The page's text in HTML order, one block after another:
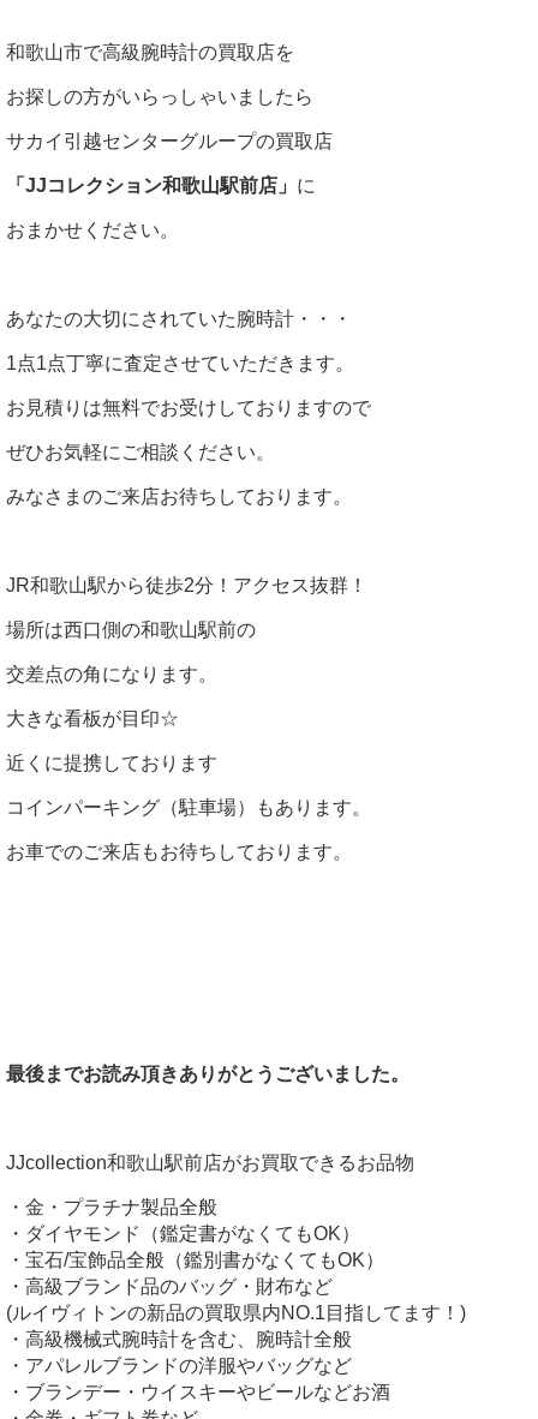
和歌山市で高級腕時計の買取店を
お探しの方がいらっしゃいましたら
サカイ引越センターグループの買取店
「JJコレクション和歌山駅前店」 に
おまかせください。
あなたの大切にされていた腕時計・・・
1点1点丁寧に査定させていただきます。
お見積りは無料でお受けしておりますので
ぜひお気軽にご相談ください。
みなさまのご来店お待ちしております。
JR和歌山駅から徒歩2分！アクセス抜群！
場所は西口側の和歌山駅前の
交差点の角になります。
大きな看板が目印☆
近くに提携しております
コインパーキング（駐車場）もあります。
お車でのご来店もお待ちしております。
最後までお読み頂きありがとうございました。
JJcollection和歌山駅前店がお買取できるお品物
・金・プラチナ製品全般
・ダイヤモンド（鑑定書がなくてもOK）
・宝石/宝飾品全般（鑑別書がなくてもOK）
・高級ブランド品のバッグ・財布など
(ルイヴィトンの新品の買取県内NO.1目指してます！)
・高級機械式腕時計を含む、腕時計全般
・アパレルブランドの洋服やバッグなど
・ブランデー・ウイスキーやビールなどお酒